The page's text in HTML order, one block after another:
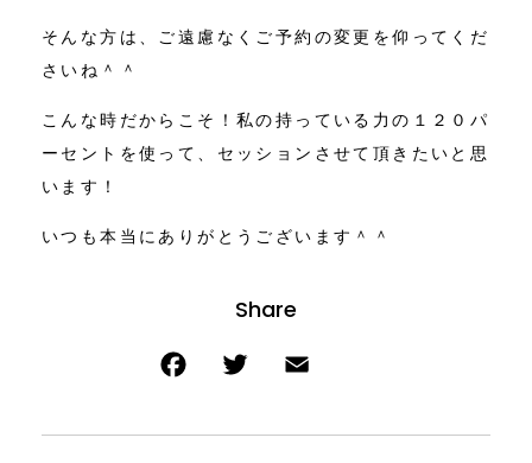
そんな方は、ご遠慮なくご予約の変更を仰ってくだ
さいね＾＾
こんな時だからこそ！私の持っている力の１２０パ
ーセントを使って、セッションさせて頂きたいと思
います！
いつも本当にありがとうございます＾＾